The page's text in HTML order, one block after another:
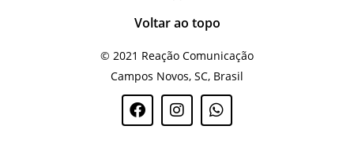
Voltar ao topo
© 2021 Reação Comunicação
Campos Novos, SC, Brasil